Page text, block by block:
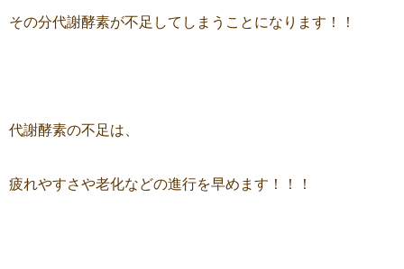
その分代謝酵素が不足してしまうことになります！！
代謝酵素の不足は、
疲れやすさや老化などの進行を早めます！！！